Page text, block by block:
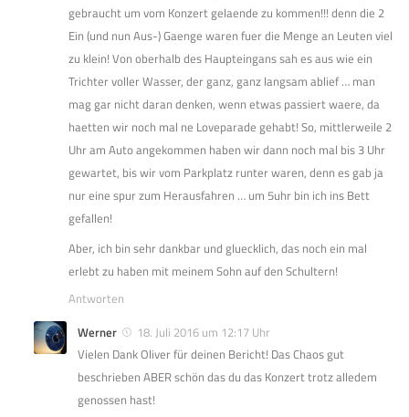
gebraucht um vom Konzert gelaende zu kommen!!! denn die 2
Ein (und nun Aus-) Gaenge waren fuer die Menge an Leuten viel
zu klein! Von oberhalb des Haupteingans sah es aus wie ein
Trichter voller Wasser, der ganz, ganz langsam ablief … man
mag gar nicht daran denken, wenn etwas passiert waere, da
haetten wir noch mal ne Loveparade gehabt! So, mittlerweile 2
Uhr am Auto angekommen haben wir dann noch mal bis 3 Uhr
gewartet, bis wir vom Parkplatz runter waren, denn es gab ja
nur eine spur zum Herausfahren … um 5uhr bin ich ins Bett
gefallen!
Aber, ich bin sehr dankbar und gluecklich, das noch ein mal
erlebt zu haben mit meinem Sohn auf den Schultern!
Antworten
Werner
18. Juli 2016 um 12:17 Uhr
Vielen Dank Oliver für deinen Bericht! Das Chaos gut
beschrieben ABER schön das du das Konzert trotz alledem
genossen hast!